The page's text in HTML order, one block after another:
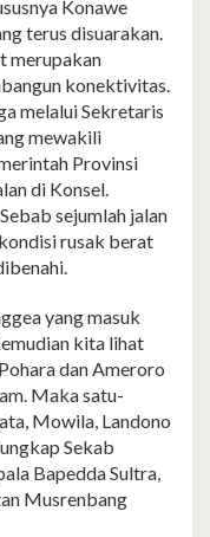
Konawe
terus disuarakan.
merupakan
konektivitas.
melalui Sekretaris
mewakili
Provinsi
di Konsel.
sejumlah jalan
rusak berat
yang masuk
kita lihat
dan Ameroro
Maka satu-
Mowila, Landono
Sekab
Bapedda Sultra,
Musrenbang